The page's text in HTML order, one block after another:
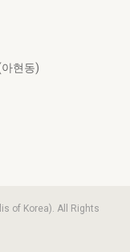
현동)
of Korea). All Rights